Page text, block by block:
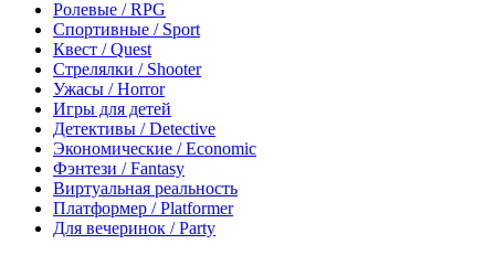
Ролевые / RPG
Спортивные / Sport
Квест / Quest
Стрелялки / Shooter
Ужасы / Horror
Игры для детей
Детективы / Detective
Экономические / Economic
Фэнтези / Fantasy
Виртуальная реальность
Платформер / Platformer
Для вечеринок / Party